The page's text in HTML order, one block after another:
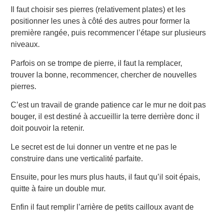
Il faut choisir ses pierres (relativement plates) et les
positionner les unes à côté des autres pour former la
première rangée, puis recommencer l’étape sur plusieurs
niveaux.
Parfois on se trompe de pierre, il faut la remplacer,
trouver la bonne, recommencer, chercher de nouvelles
pierres.
C’est un travail de grande patience car le mur ne doit pas
bouger, il est destiné à accueillir la terre derrière donc il
doit pouvoir la retenir.
Le secret est de lui donner un ventre et ne pas le
construire dans une verticalité parfaite.
Ensuite, pour les murs plus hauts, il faut qu’il soit épais,
quitte à faire un double mur.
Enfin il faut remplir l’arrière de petits cailloux avant de